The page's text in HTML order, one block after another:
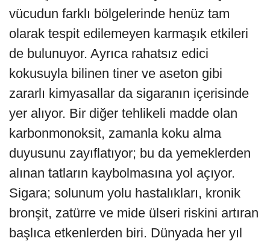
vücudun farklı bölgelerinde henüz tam
olarak tespit edilemeyen karmaşık etkileri
de bulunuyor. Ayrıca rahatsız edici
kokusuyla bilinen tiner ve aseton gibi
zararlı kimyasallar da sigaranın içerisinde
yer alıyor. Bir diğer tehlikeli madde olan
karbonmonoksit, zamanla koku alma
duyusunu zayıflatıyor; bu da yemeklerden
alınan tatların kaybolmasına yol açıyor.
Sigara; solunum yolu hastalıkları, kronik
bronşit, zatürre ve mide ülseri riskini artıran
başlıca etkenlerden biri. Dünyada her yıl